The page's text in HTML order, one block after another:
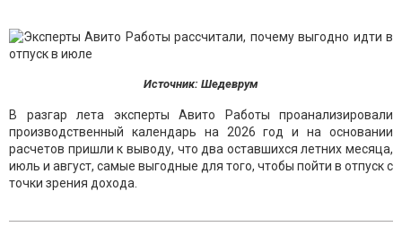
Источник: Шедеврум
В разгар лета эксперты Авито Работы проанализировали
производственный календарь на 2026 год и на основании
расчетов пришли к выводу, что два оставшихся летних месяца,
июль и август, самые выгодные для того, чтобы пойти в отпуск с
точки зрения дохода.